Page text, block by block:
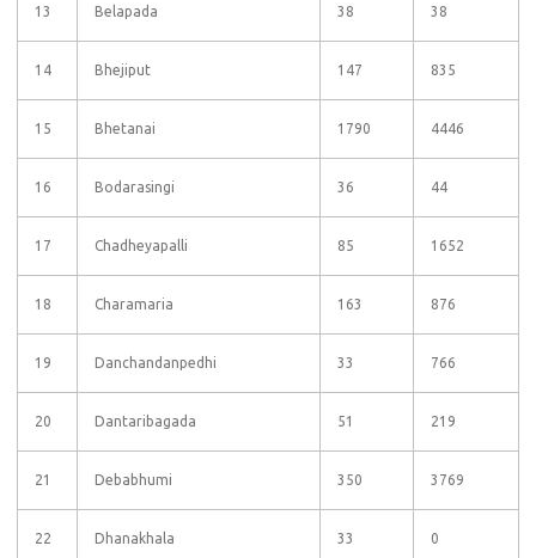
13 Belapada 38 38
14 Bhejiput 147 835
15 Bhetanai 1790 4446
16 Bodarasingi 36 44
17 Chadheyapalli 85 1652
18 Charamaria 163 876
19 Danchandanpedhi 33 766
20 Dantaribagada 51 219
21 Debabhumi 350 3769
22 Dhanakhala 33 0